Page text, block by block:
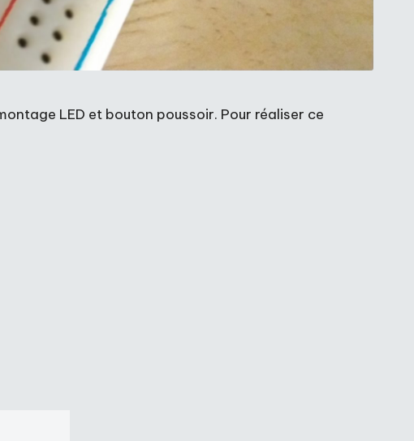
LED et bouton poussoir. Pour réaliser ce